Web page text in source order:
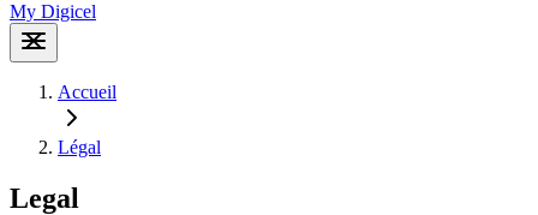
My Digicel
Accueil
Légal
Legal